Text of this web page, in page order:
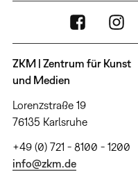
ZKM | Zentrum für Kunst
und Medien
Lorenzstraße 19
76135 Karlsruhe
+49 (0) 721 - 8100 - 1200
info@zkm.de